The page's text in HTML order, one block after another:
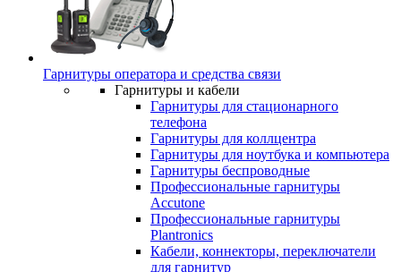
Гарнитуры оператора и средства связи
Гарнитуры и кабели
Гарнитуры для стационарного
телефона
Гарнитуры для коллцентра
Гарнитуры для ноутбука и компьютера
Гарнитуры беспроводные
Профессиональные гарнитуры
Accutone
Профессиональные гарнитуры
Plantronics
Кабели, коннекторы, переключатели
для гарнитур